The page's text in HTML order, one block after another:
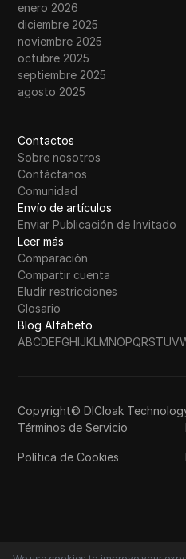
enero 2026
diciembre 2025
noviembre 2025
octubre 2025
septiembre 2025
agosto 2025
Contactos
Sobre nosotros
Contáctanos
Comunidad
Envío de artículos
Enviar Publicación de Invitado
Leer más
Comparación
Compartir cuenta
Eludir restricciones
Glosario
Blog Alfabeto
ABCDEFGHIJKLMNOPQRSTUV
Copyright© DICloak
Términos de Servicio
Política de Cookies